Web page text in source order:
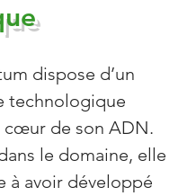
dispose d’un
technologique
cœur de son ADN.
le domaine, elle
à avoir développé